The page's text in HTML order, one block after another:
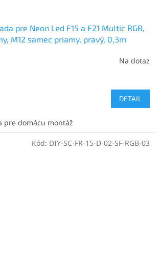
pre Neon Led F15 a F21 Multic RGB,
M12 samec priamy, pravý, 0,3m
Na dotaz
DETAIL
pre domácu montáž
Kód: DIY-SC-FR-15-D-02-SF-RGB-03